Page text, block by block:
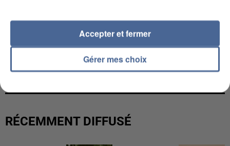
L’UN DES FONDATEURS SUPPOSÉS DE LA DZ
MAFIA INTERPELLÉ EN ALGÉRIE
RÉCEMMENT DIFFUSÉ
Gérer mes choix
Accepter et fermer